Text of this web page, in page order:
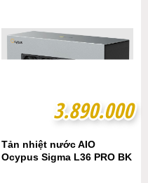
3.890.000
3.890.000
Tản nhiệt nước AIO
Ocypus Sigma L36 PRO BK